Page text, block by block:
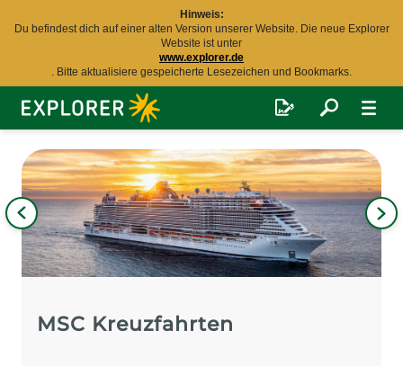
Hinweis:
Du befindest dich auf einer alten Version unserer Website. Die neue Explorer
Website ist unter
www.explorer.de
. Bitte aktualisiere gespeicherte Lesezeichen und Bookmarks.
Explorer
Fernreisen
MSC Kreuzfahrten